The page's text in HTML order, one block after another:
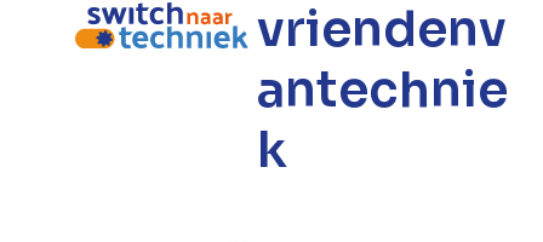
Open
Close
vriendenv
antechnie
k